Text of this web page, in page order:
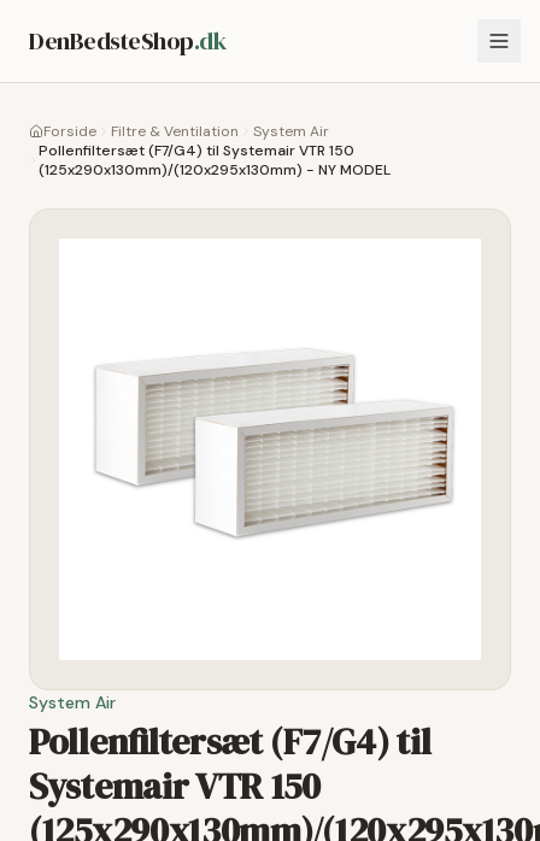
DenBedsteShop.dk
Forside Filtre & Ventilation
System Air
Pollenfiltersæt (F7/G4) til Systemair VTR 150
(125x290x130mm)/(120x295x130mm) - NY MODEL
System Air
Pollenfiltersæt (F7/G4) til
Systemair VTR 150
(125x290x130mm)/